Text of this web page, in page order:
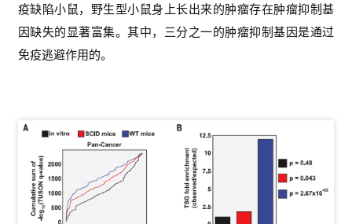
疫缺陷小鼠，野生型小鼠身上长出来的肿瘤存在肿瘤抑制基
因缺失的显著富集。其中，三分之一的肿瘤抑制基因是通过
免疫逃避作用的。